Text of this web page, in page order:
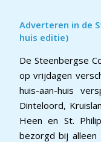
Adverteren in de
huis editie)
De Steenbergse
op vrijdagen
huis-aan-huis
Dinteloord,
Heen en St.
bezorgd bij alleen